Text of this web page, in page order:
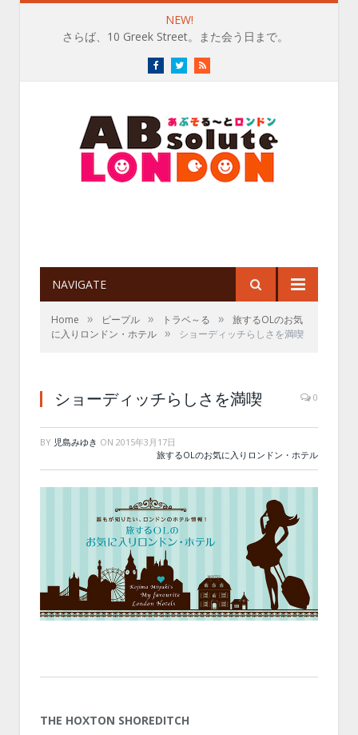
NEW!
渋谷【The British Shop】で、英国アイスのぜいたく
FacebookTwitterRSS
NAVIGATE
Home » ピープル » トラベ～る »
旅するOLのお気
に入りロンドン・ホテル » ショーディッチらしさを満喫
ショーディッチらしさを満喫 0
BY 児島みゆき ON 2015年3月17日
旅するOLのお気に入りロンドン・ホテル
THE HOXTON SHOREDITCH